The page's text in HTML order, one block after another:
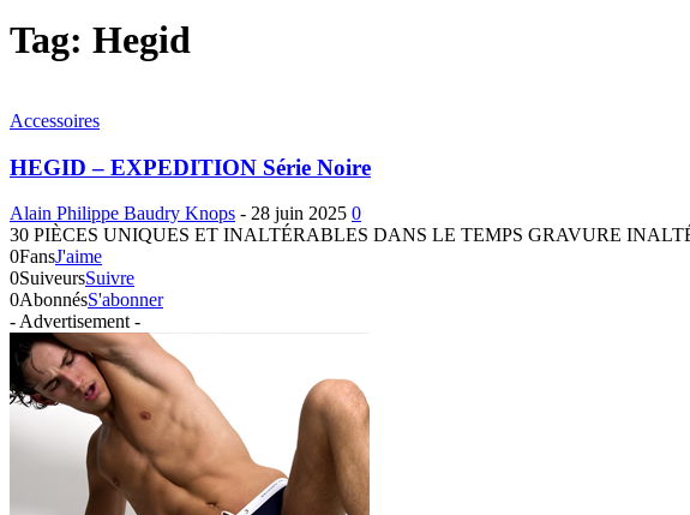
Tag: Hegid
Accessoires
HEGID – EXPEDITION Série Noire
Alain Philippe Baudry Knops - 28 juin 2025 0
30 PIÈCES UNIQUES ET INALTÉRABLES DANS LE TEMPS GRAVURE
0FansJ'aime
0SuiveursSuivre
0AbonnésS'abonner
- Advertisement -